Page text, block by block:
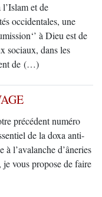
et de
occidentales, une
à Dieu est de
sociaux, dans les
de (…)
précédent numéro
de la doxa anti-
l’avalanche d’âneries
vous propose de faire